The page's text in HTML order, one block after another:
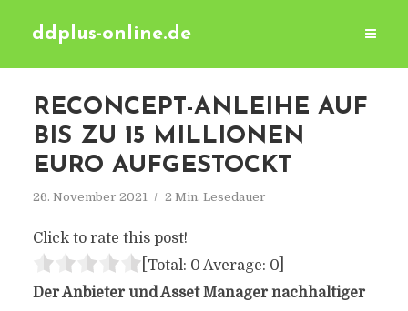
ddplus-online.de
RECONCEPT-ANLEIHE AUF
BIS ZU 15 MILLIONEN
EURO AUFGESTOCKT
26. November 2021 2 Min. Lesedauer
Click to rate this post!
[Total: 0 Average: 0]
Der Anbieter und Asset Manager nachhaltiger